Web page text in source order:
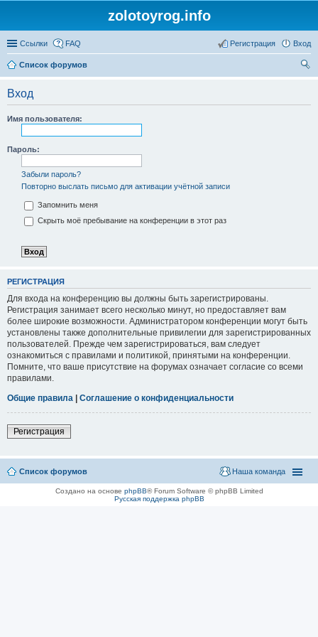
zolotoyrog.info
Ссылки FAQ Вход
Регистрация
Список форумов
Вход
Имя пользователя:
Пароль:
Забыли пароль?
Повторно выслать письмо для активации учётной записи
Запомнить меня
Скрыть моё пребывание на конференции в этот раз
РЕГИСТРАЦИЯ
Для входа на конференцию вы должны быть зарегистрированы.
Регистрация занимает всего несколько минут, но предоставляет вам
более широкие возможности. Администратором конференции могут быть
установлены также дополнительные привилегии для зарегистрированных
пользователей. Прежде чем зарегистрироваться, вам следует
ознакомиться с правилами и политикой, принятыми на конференции.
Помните, что ваше присутствие на форумах означает согласие со всеми
правилами.
Общие правила | Соглашение о конфиденциальности
Регистрация
Список форумов Наша команда
Создано на основе phpBB® Forum Software © phpBB Limited
Русская поддержка phpBB